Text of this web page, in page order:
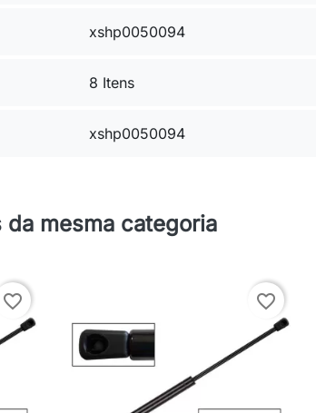
xshp0050094
8 Itens
xshp0050094
mesma categoria
favorite_border favorite_border